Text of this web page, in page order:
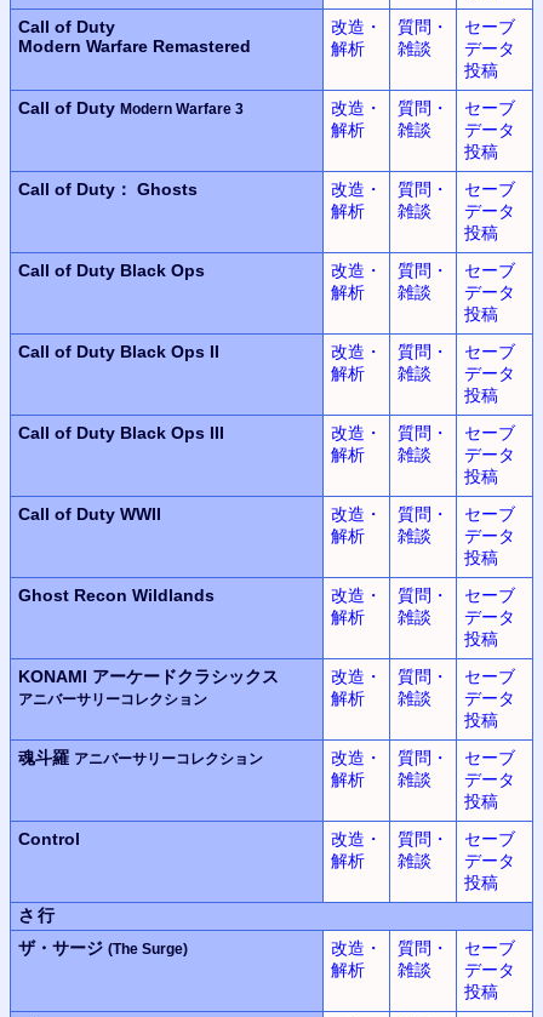
Call of Duty
Modern Warfare Remastered
改造・
解析
質問・
雑談
セーブ
データ
投稿
Call of Duty Modern Warfare 3
改造・
解析
質問・
雑談
セーブ
データ
投稿
Call of Duty： Ghosts
改造・
解析
質問・
雑談
セーブ
データ
投稿
Call of Duty Black Ops
改造・
解析
質問・
雑談
セーブ
データ
投稿
Call of Duty Black Ops II
改造・
解析
質問・
雑談
セーブ
データ
投稿
Call of Duty Black Ops III
改造・
解析
質問・
雑談
セーブ
データ
投稿
Call of Duty WWII
改造・
解析
質問・
雑談
セーブ
データ
投稿
Ghost Recon Wildlands
改造・
解析
質問・
雑談
セーブ
データ
投稿
KONAMI アーケードクラシックス
アニバーサリーコレクション
改造・
解析
質問・
雑談
セーブ
データ
投稿
魂斗羅 アニバーサリーコレクション
改造・
解析
質問・
雑談
セーブ
データ
投稿
Control
改造・
解析
質問・
雑談
セーブ
データ
投稿
さ行
ザ・サージ (The Surge)
改造・
解析
質問・
雑談
セーブ
データ
投稿